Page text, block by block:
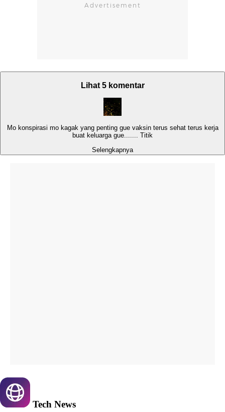
Lihat 5 komentar
Mo konspirasi mo kagak yang penting gue vaksin terus sehat terus kerja
buat keluarga gue....... Titik
Selengkapnya
Tech News